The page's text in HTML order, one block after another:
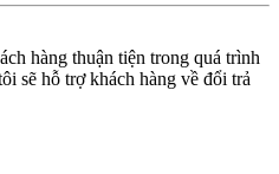
hàng thuận tiện trong quá trình
sẽ hỗ trợ khách hàng về đổi trả